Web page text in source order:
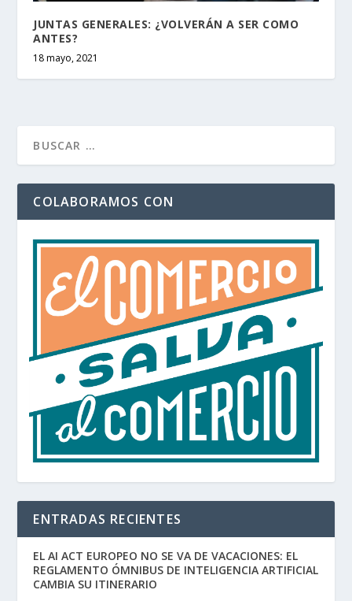
JUNTAS GENERALES: ¿VOLVERÁN A SER COMO
ANTES?
18 mayo, 2021
COLABORAMOS CON
ENTRADAS RECIENTES
EL AI ACT EUROPEO NO SE VA DE VACACIONES: EL
REGLAMENTO ÓMNIBUS DE INTELIGENCIA ARTIFICIAL
CAMBIA SU ITINERARIO